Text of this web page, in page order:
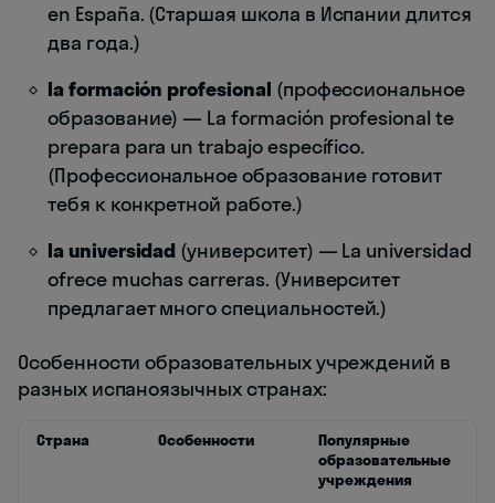
en España. (Старшая школа в Испании длится
два года.)
la formación profesional (профессиональное
образование) — La formación profesional te
prepara para un trabajo específico.
(Профессиональное образование готовит
тебя к конкретной работе.)
la universidad (университет) — La universidad
ofrece muchas carreras. (Университет
предлагает много специальностей.)
Особенности образовательных учреждений в
разных испаноязычных странах:
Страна Особенности
Популярные
образовательные
учреждения